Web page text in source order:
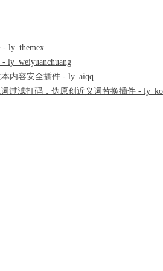
ly_themex
ly_weiyuanchuang
内容安全插件 - ly_aiqq
过滤打码，伪原创近义词替换插件 -